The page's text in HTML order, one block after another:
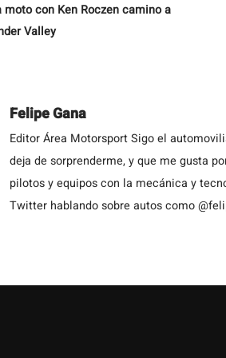
moto con Ken Roczen camino a
Valley
Felipe Gana
Editor Área Motorsport Sigo el
deja de sorprenderme, y que me gusta
pilotos y equipos con la mecánica y
Twitter hablando sobre autos como